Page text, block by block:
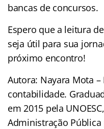
bancas de concursos.
Espero que a leitura
seja útil para sua
próximo encontro!
Autora: Nayara Mota
contabilidade.
em 2015 pela
Administração Pública